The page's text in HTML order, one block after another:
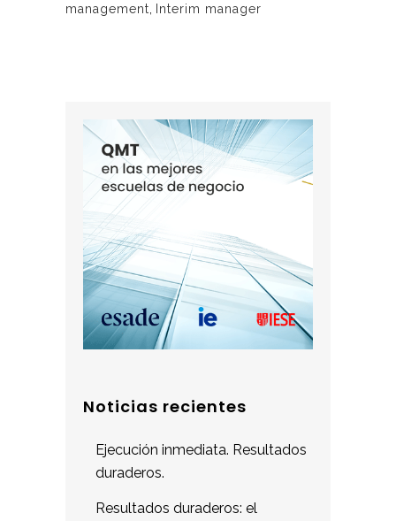
management
Interim manager
Noticias recientes
Ejecución inmediata. Resultados
duraderos.
Resultados duraderos: el